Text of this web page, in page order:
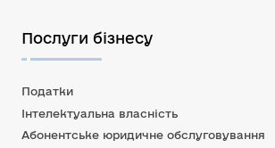
Послуги бізнесу
Податки
Інтелектуальна власність
Абонентське юридичне обслуговування